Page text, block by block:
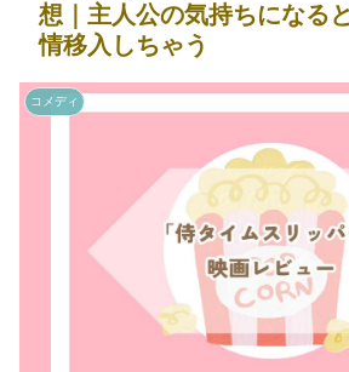
想｜主人公の気持ちになる
情移入しちゃう
コメディ